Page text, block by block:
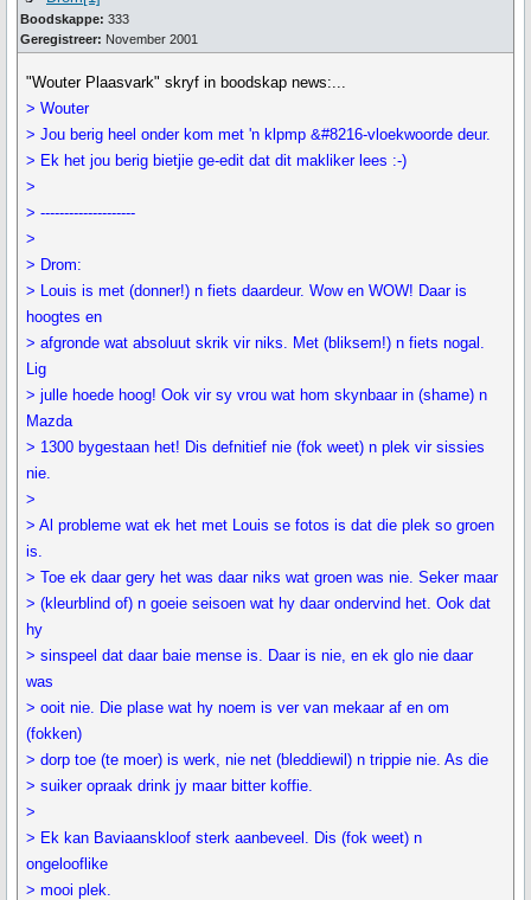
Boodskappe: 333
Geregistreer: November 2001
"Wouter Plaasvark" skryf in boodskap news:...
> Wouter
> Jou berig heel onder kom met 'n klpmp &#8216-vloekwoorde deur.
> Ek het jou berig bietjie ge-edit dat dit makliker lees :-)
>
> --------------------
>
> Drom:
> Louis is met (donner!) n fiets daardeur. Wow en WOW! Daar is
hoogtes en
> afgronde wat absoluut skrik vir niks. Met (bliksem!) n fiets nogal.
Lig
> julle hoede hoog! Ook vir sy vrou wat hom skynbaar in (shame) n
Mazda
> 1300 bygestaan het! Dis defnitief nie (fok weet) n plek vir sissies
nie.
>
> Al probleme wat ek het met Louis se fotos is dat die plek so groen
is.
> Toe ek daar gery het was daar niks wat groen was nie. Seker maar
> (kleurblind of) n goeie seisoen wat hy daar ondervind het. Ook dat
hy
> sinspeel dat daar baie mense is. Daar is nie, en ek glo nie daar
was
> ooit nie. Die plase wat hy noem is ver van mekaar af en om
(fokken)
> dorp toe (te moer) is werk, nie net (bleddiewil) n trippie nie. As die
> suiker opraak drink jy maar bitter koffie.
>
> Ek kan Baviaanskloof sterk aanbeveel. Dis (fok weet) n
ongelooflike
> mooi plek.